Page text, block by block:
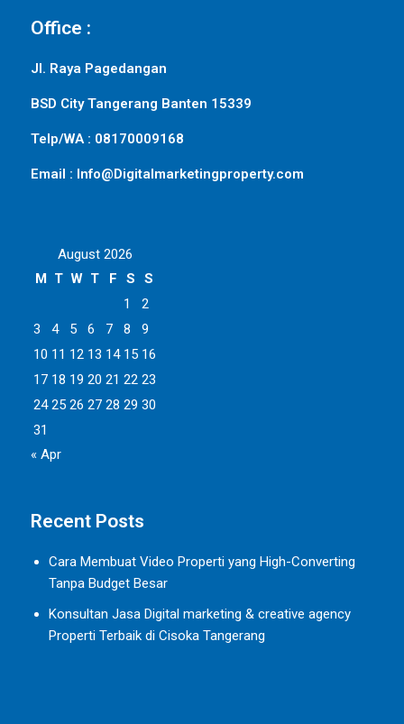
Office :
Jl. Raya Pagedangan
BSD City Tangerang Banten 15339
Telp/WA : 08170009168
Email : Info@Digitalmarketingproperty.com
August 2026
M T W T F S
S
1
2
3
4 5 6 7 8
9
10 11 12 13 14 15 16
17 18 19 20 21 22 23
24 25 26 27 28 29 30
31
« Apr
Recent Posts
Cara Membuat Video Properti yang High-Converting
Tanpa Budget Besar
Konsultan Jasa Digital marketing & creative agency
Properti Terbaik di Cisoka Tangerang